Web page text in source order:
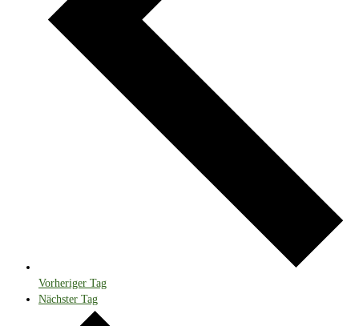
Vorheriger Tag
Nächster Tag